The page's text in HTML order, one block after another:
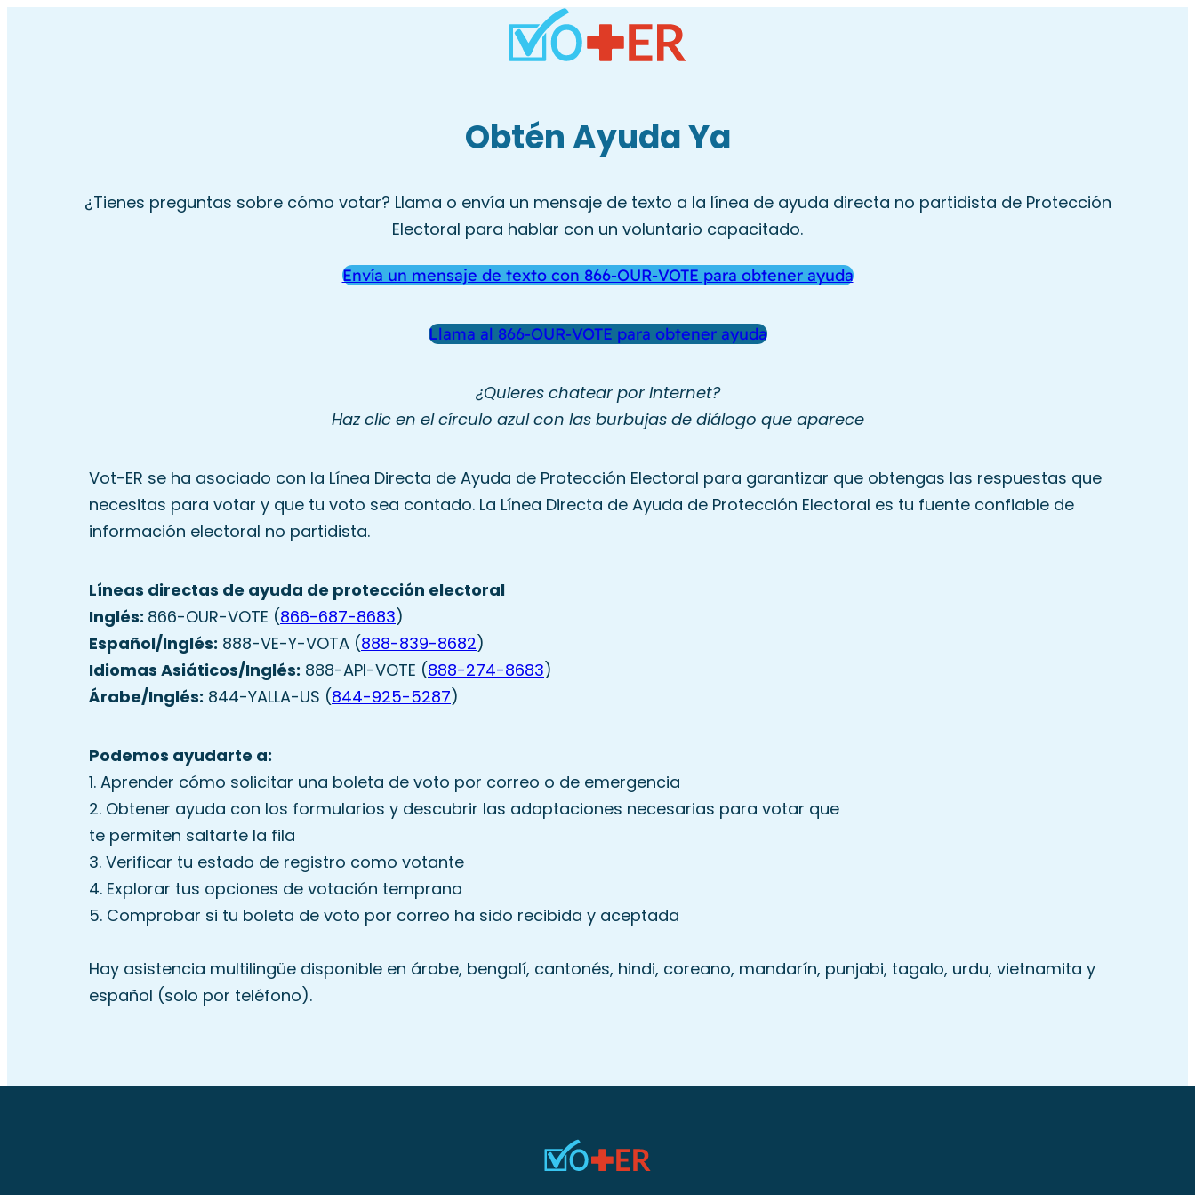
Obtén Ayuda Ya
¿Tienes preguntas sobre cómo votar? Llama o envía un mensaje de texto a la línea de ayuda directa no partidista de Protección
Electoral para hablar con un voluntario capacitado.
Envía un mensaje de texto con 866-OUR-VOTE para obtener ayuda
Llama al 866-OUR-VOTE para obtener ayuda
¿Quieres chatear por Internet?
Haz clic en el círculo azul con las burbujas de diálogo que aparece
Vot-ER se ha asociado con la Línea Directa de Ayuda de Protección Electoral para garantizar que obtengas las respuestas que
necesitas para votar y que tu voto sea contado. La Línea Directa de Ayuda de Protección Electoral es tu fuente confiable de
información electoral no partidista.
Líneas directas de ayuda de protección electoral
Inglés: 866-OUR-VOTE (866-687-8683)
Español/Inglés: 888-VE-Y-VOTA (888-839-8682)
Idiomas Asiáticos/Inglés: 888-API-VOTE (888-274-8683)
Árabe/Inglés: 844-YALLA-US (844-925-5287)
Podemos ayudarte a:
1. Aprender cómo solicitar una boleta de voto por correo o de emergencia
2. Obtener ayuda con los formularios y descubrir las adaptaciones necesarias para votar que
te permiten saltarte la fila
3. Verificar tu estado de registro como votante
4. Explorar tus opciones de votación temprana
5. Comprobar si tu boleta de voto por correo ha sido recibida y aceptada
Hay asistencia multilingüe disponible en árabe, bengalí, cantonés, hindi, coreano, mandarín, punjabi, tagalo, urdu, vietnamita y
español (solo por teléfono).